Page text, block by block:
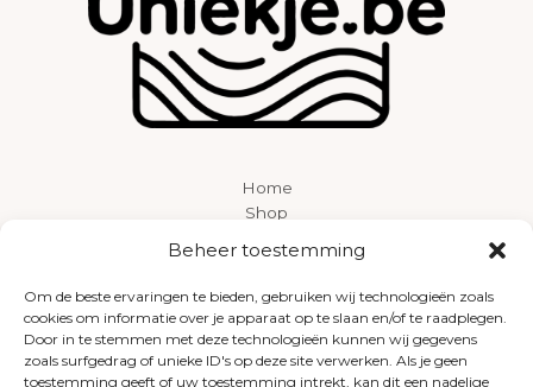
Beheer toestemming
Om de beste ervaringen te bieden, gebruiken wij technologieën zoals
cookies om informatie over je apparaat op te slaan en/of te raadplegen.
Door in te stemmen met deze technologieën kunnen wij gegevens
zoals surfgedrag of unieke ID's op deze site verwerken. Als je geen
toestemming geeft of uw toestemming intrekt, kan dit een nadelige
Home
Shop
Contact